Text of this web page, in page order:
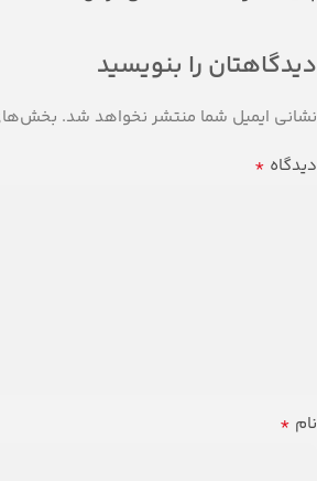
دیدگاهتان را بنویسید
نشانی ایمیل شما منتشر نخواهد شد.
دیدگاه *
نام *